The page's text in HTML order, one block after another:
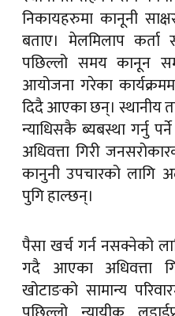
निकायहरुमा कानूनी
बताए। मेलमिलाप कर्ता
पछिल्लो समय कानून
आयोजना गरेका
दिदै आएका छन्। स्थानीय
न्याधिसकै ब्यबस्था गर्नु
अधिवत्ता गिरी
कानुनी उपचारको लागि
पुगि हाल्छन्।
पैसा खर्च गर्न नसक्नेको
गदै आएका अधिवत्ता
खोटाङको सामान्य